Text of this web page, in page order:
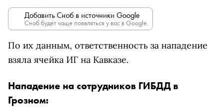
Добавить Сноб в источники Google
Сноб будет чаще появляться у вас в Google.
По их данным, ответственность за нападение
взяла ячейка ИГ на Кавказе.
Нападение на сотрудников ГИБДД в
Грозном: